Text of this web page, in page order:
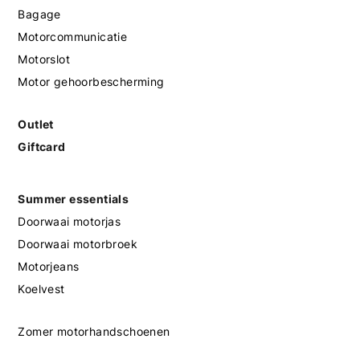
Bagage
Motorcommunicatie
Motorslot
Motor gehoorbescherming
Outlet
Giftcard
Summer essentials
Doorwaai motorjas
Doorwaai motorbroek
Motorjeans
Koelvest
Zomer motorhandschoenen